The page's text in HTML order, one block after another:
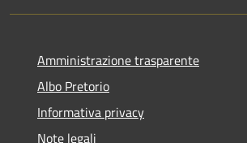
Amministrazione trasparente
Albo Pretorio
Informativa privacy
Note legali